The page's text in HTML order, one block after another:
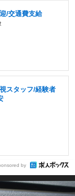
/交通費支給
スタッフ/経験者
by